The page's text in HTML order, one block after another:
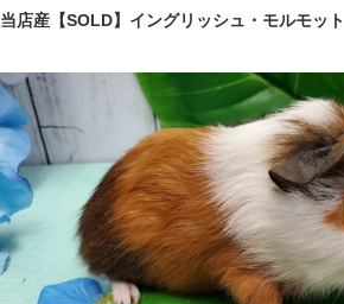
当店産【SOLD】イングリッシュ・モルモット